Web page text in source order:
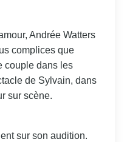
Andrée Watters
complices que
couple dans les
de Sylvain, dans
sur scène.
sur son audition.